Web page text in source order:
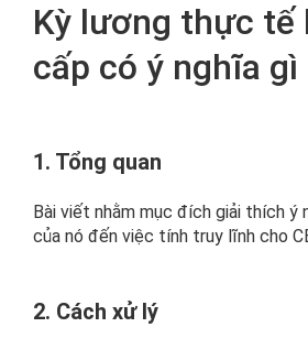
Kỳ lương thực tế
cấp có ý nghĩa
1. Tổng quan
Bài viết nhằm mục đích giải thích
của nó đến việc tính truy lĩnh cho
2. Cách xử lý